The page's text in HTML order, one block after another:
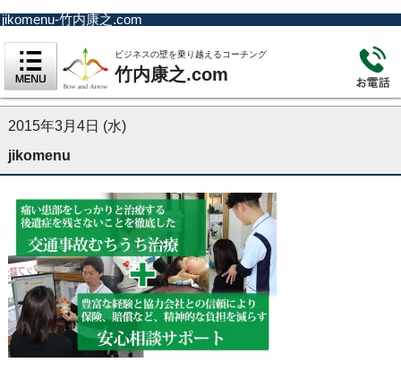
jikomenu-竹内康之.com
ビジネスの壁を乗り越えるコーチング
竹内康之.com
2015年3月4日 (水)
jikomenu